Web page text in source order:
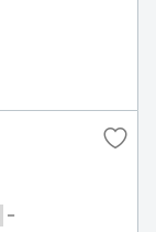
－